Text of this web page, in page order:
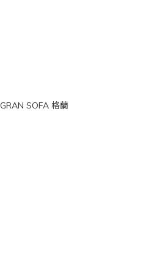
GRAN SOFA 格蘭